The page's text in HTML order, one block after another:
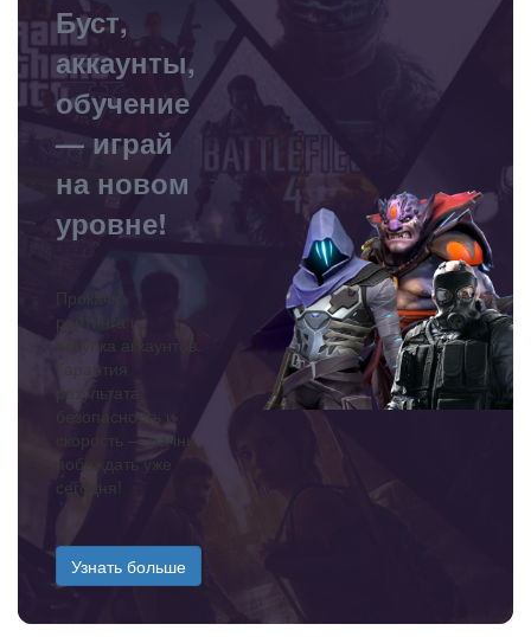
Буст,
аккаунты,
обучение
— играй
на новом
уровне!
Прокачка
рейтинга и
покупка аккаунтов.
Гарантия
результата,
безопасность и
скорость — начни
побеждать уже
сегодня!
Узнать больше